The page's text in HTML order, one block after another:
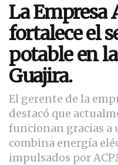
La Empresa
fortalece el
potable en
Guajira.
El gerente de la
destacó que
funcionan gracias a
combina energía
impulsados por